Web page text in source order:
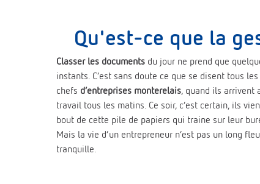
Qu'est-ce que la
Classer les documents du jour ne prend que
instants. C’est sans doute ce que se disent tous les
chefs d’entreprises monterelais, quand ils arrivent
travail tous les matins. Ce soir, c’est certain, ils
bout de cette pile de papiers qui traine sur leur
Mais la vie d’un entrepreneur n’est pas un long
tranquille.